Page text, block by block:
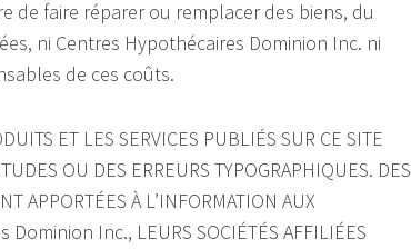
de faire réparer ou remplacer des biens, du
ni Centres Hypothécaires Dominion Inc. ni
de ces coûts.
ET LES SERVICES PUBLIÉS SUR CE SITE
OU DES ERREURS TYPOGRAPHIQUES. DES
APPORTÉES À L’INFORMATION AUX
Inc., LEURS SOCIÉTÉS AFFILIÉES